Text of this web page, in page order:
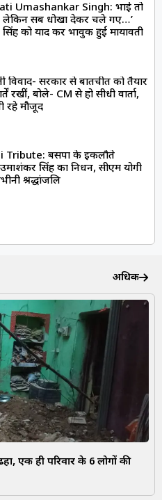
Umashankar Singh: भाई तो
लेकिन सब धोखा देकर चले गए…’
को याद कर भावुक हुईं मायावती
विवाद- सरकार से बातचीत को तैयार
रखीं, बोले- CM से हो सीधी वार्ता,
रहे मौजूद
Tribute: बसपा के इकलौते
सिंह का निधन, सीएम योगी
श्रद्धांजलि
अधिक
एक ही परिवार के 6 लोगों की